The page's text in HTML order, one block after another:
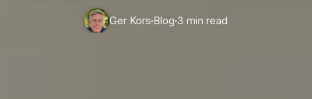
Ger Kors Blog 3 min read